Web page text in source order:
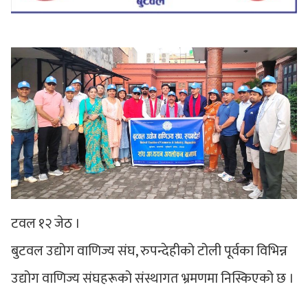
टवल १२ जेठ ।
बुटवल उद्योग वाणिज्य संघ, रुपन्देहीको टोली पूर्वका विभिन्न
उद्योग वाणिज्य संघहरूको संस्थागत भ्रमणमा निस्किएको छ ।